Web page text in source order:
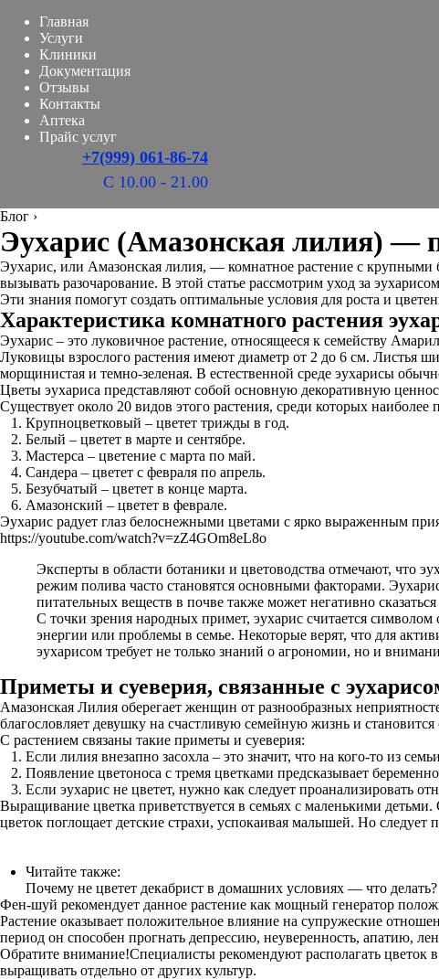
Главная
Услуги
Клиники
Документация
Отзывы
Контакты
Аптека
Прайс услуг
+7(999) 061-86-74
С 10.00 - 21.00
Блог ›
Эухарис (Амазонская лилия) —
Эухарис, или Амазонская лилия, — комнатное растение с
вызывать разочарование. В этой статье рассмотрим уход за
Эти знания помогут создать оптимальные условия для роста и
Характеристика комнатного растения
Эухарис – это луковичное растение, относящееся к семейству
Луковицы взрослого растения имеют диаметр от 2 до 6 см. Листья
морщинистая и темно-зеленая. В естественной среде эухарисы
Цветы эухариса представляют собой основную декоративную
Существует около 20 видов этого растения, среди которых
Крупноцветковый – цветет трижды в год.
Белый – цветет в марте и сентябре.
Мастерса – цветение с марта по май.
Сандера – цветет с февраля по апрель.
Безубчатый – цветет в конце марта.
Амазонский – цветет в феврале.
Эухарис радует глаз белоснежными цветами с ярко выраженным
https://youtube.com/watch?v=zZ4GOm8eL8o
Эксперты в области ботаники и цветоводства отмечают, что
режим полива часто становятся основными факторами.
питательных веществ в почве также может негативно
С точки зрения народных примет, эухарис считается
энергии или проблемы в семье. Некоторые верят, что для
эухарисом требует не только знаний о агрономии, но и
Приметы и суеверия, связанные с
Амазонская Лилия оберегает женщин от разнообразных
благословляет девушку на счастливую семейную жизнь и
С растением связаны такие приметы и суеверия:
Если лилия внезапно засохла – это значит, что на кого-то из
Появление цветоноса с тремя цветками предсказывает
Если эухарис не цветет, нужно как следует проанализировать
Выращивание цветка приветствуется в семьях с маленькими
цветок поглощает детские страхи, успокаивая малышей. Но следует
Читайте также:
Почему не цветет декабрист в домашних условиях — что делать?
Фен-шуй рекомендует данное растение как мощный генератор
Растение оказывает положительное влияние на супружеские
период он способен прогнать депрессию, неуверенность, апатию,
Обратите внимание!Специалисты рекомендуют располагать цветок
выращивать отдельно от других культур.